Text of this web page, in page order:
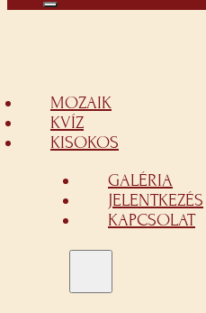
MOZAIK
KVÍZ
KISOKOS
GALÉRIA
JELENTKEZÉS
KAPCSOLAT